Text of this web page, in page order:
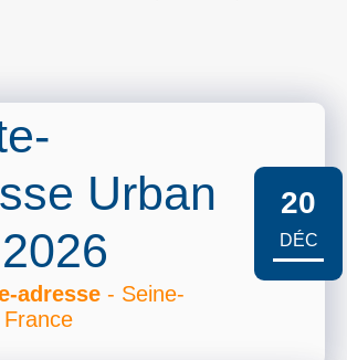
Urban
adresse - Seine-
20
DÉC